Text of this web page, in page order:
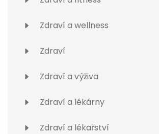
Zdraví a wellness
Zdraví
Zdraví a výživa
Zdraví a lékárny
Zdraví a lékařství